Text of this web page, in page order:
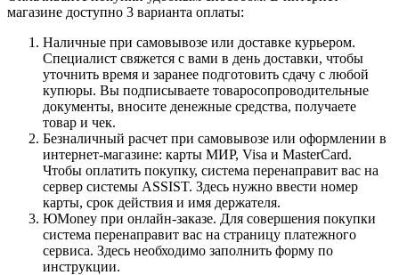
магазине доступно 3 варианта оплаты:
Наличные при самовывозе или доставке курьером.
Специалист свяжется с вами в день доставки, чтобы
уточнить время и заранее подготовить сдачу с любой
купюры. Вы подписываете товаросопроводительные
документы, вносите денежные средства, получаете
товар и чек.
Безналичный расчет при самовывозе или оформлении в
интернет-магазине: карты МИР, Visa и MasterCard.
Чтобы оплатить покупку, система перенаправит вас на
сервер системы ASSIST. Здесь нужно ввести номер
карты, срок действия и имя держателя.
ЮMoney при онлайн-заказе. Для совершения покупки
система перенаправит вас на страницу платежного
сервиса. Здесь необходимо заполнить форму по
инструкции.